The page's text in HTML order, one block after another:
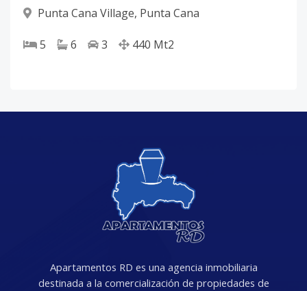
Punta Cana Village, Punta Cana
5 6 3 440 Mt2
Apartamentos RD es una agencia inmobiliaria
destinada a la comercialización de propiedades de